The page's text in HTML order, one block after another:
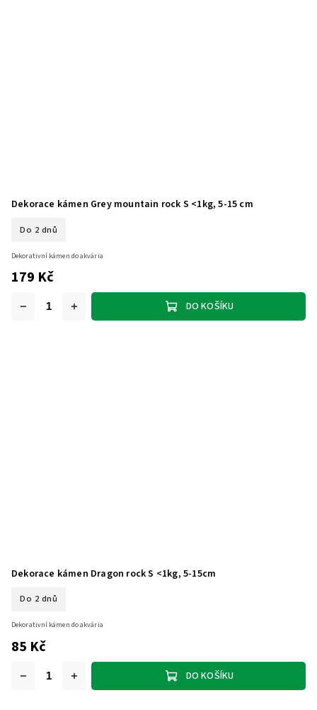
Dekorace kámen Grey mountain rock S <1kg, 5-15 cm
Do 2 dnů
179 Kč
DO KOŠÍKU
Dekorativní kámen do akvária
Dekorace kámen Dragon rock S <1kg, 5-15cm
Do 2 dnů
85 Kč
DO KOŠÍKU
Dekorativní kámen do akvária